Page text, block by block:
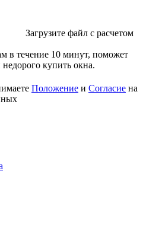
Загрузите файл с расчетом
в течение 10 минут, поможет
купить окна.
Положение и Согласие на